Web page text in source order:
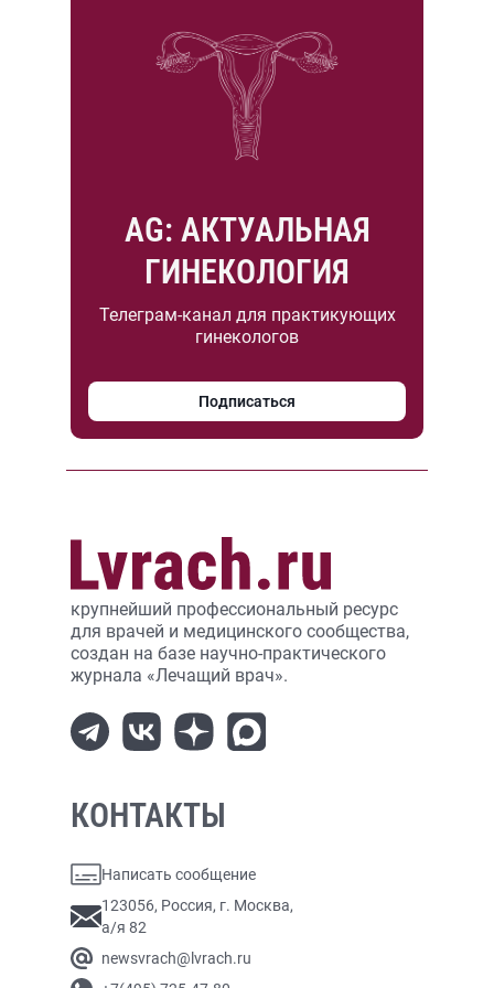
AG: АКТУАЛЬНАЯ
ГИНЕКОЛОГИЯ
Телеграм-канал для практикующих
гинекологов
Подписаться
крупнейший профессиональный ресурс
для врачей и медицинского сообщества,
создан на базе научно-практического
журнала «Лечащий врач».
КОНТАКТЫ
Написать сообщение
123056, Россия, г. Москва,
а/я 82
newsvrach@lvrach.ru